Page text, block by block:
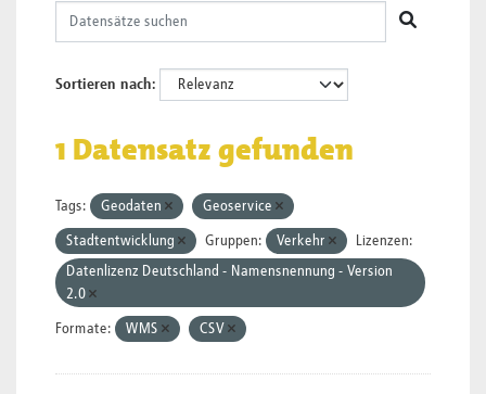
Sortieren nach
1 Datensatz gefunden
Tags: Geodaten Geoservice
Stadtentwicklung Gruppen: Verkehr
Lizenzen:
Datenlizenz Deutschland - Namensnennung - Version
2.0
Formate: WMS CSV